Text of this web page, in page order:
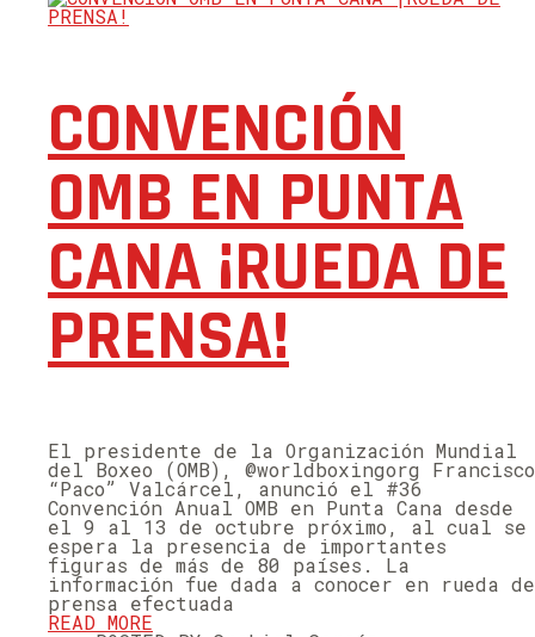
CONVENCIÓN
OMB EN PUNTA
CANA ¡RUEDA DE
PRENSA!
El presidente de la Organización Mundial
del Boxeo (OMB), @worldboxingorg Francisco
“Paco” Valcárcel, anunció el #36
Convención Anual OMB en Punta Cana desde
el 9 al 13 de octubre próximo, al cual se
espera la presencia de importantes
figuras de más de 80 países. La
información fue dada a conocer en rueda de
prensa efectuada
READ MORE